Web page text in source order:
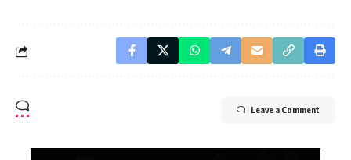
Leave a Comment